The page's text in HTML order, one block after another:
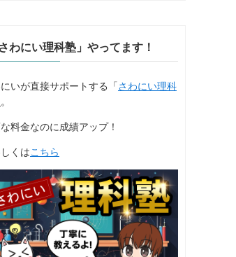
さわにい理科塾」やってます！
いが直接サポートする「さわにい理科
。
料金なのに成績アップ！
くはこちら